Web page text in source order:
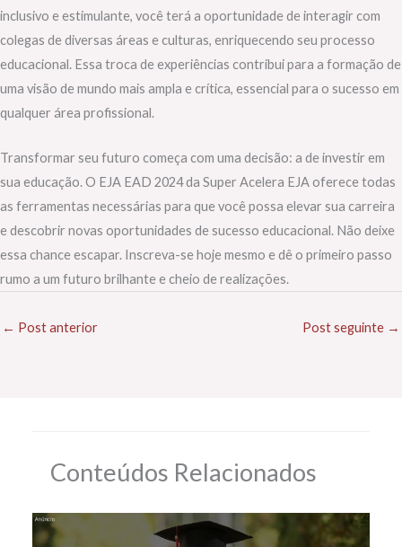
inclusivo e estimulante, você terá a oportunidade de interagir com
colegas de diversas áreas e culturas, enriquecendo seu processo
educacional. Essa troca de experiências contribui para a formação de
uma visão de mundo mais ampla e crítica, essencial para o sucesso em
qualquer área profissional.
Transformar seu futuro começa com uma decisão: a de investir em
sua educação. O EJA EAD 2024 da Super Acelera EJA oferece todas
as ferramentas necessárias para que você possa elevar sua carreira
e descobrir novas oportunidades de sucesso educacional. Não deixe
essa chance escapar. Inscreva-se hoje mesmo e dê o primeiro passo
rumo a um futuro brilhante e cheio de realizações.
← Post anterior Post seguinte →
Conteúdos Relacionados